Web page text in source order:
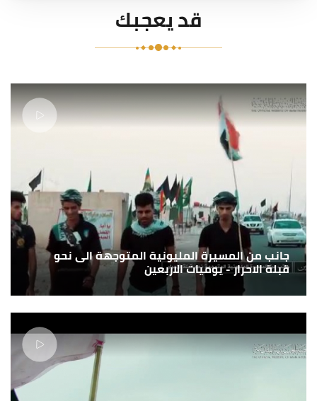
قد يعجبك
جانب من المسيرة المليونية المتوجهة الى نحو
قبلة الاحرار - يوميات الاربعين